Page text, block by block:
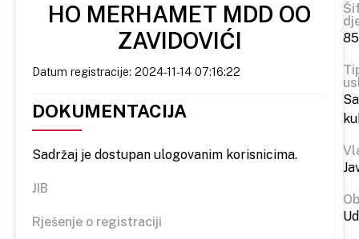
HO MERHAMET MDD OO
ZAVIDOVIĆI
Datum registracije: 2024-11-14 07:16:22
DOKUMENTACIJA
Sadržaj je dostupan ulogovanim korisnicima.
JIB
Rješenje o registraciji